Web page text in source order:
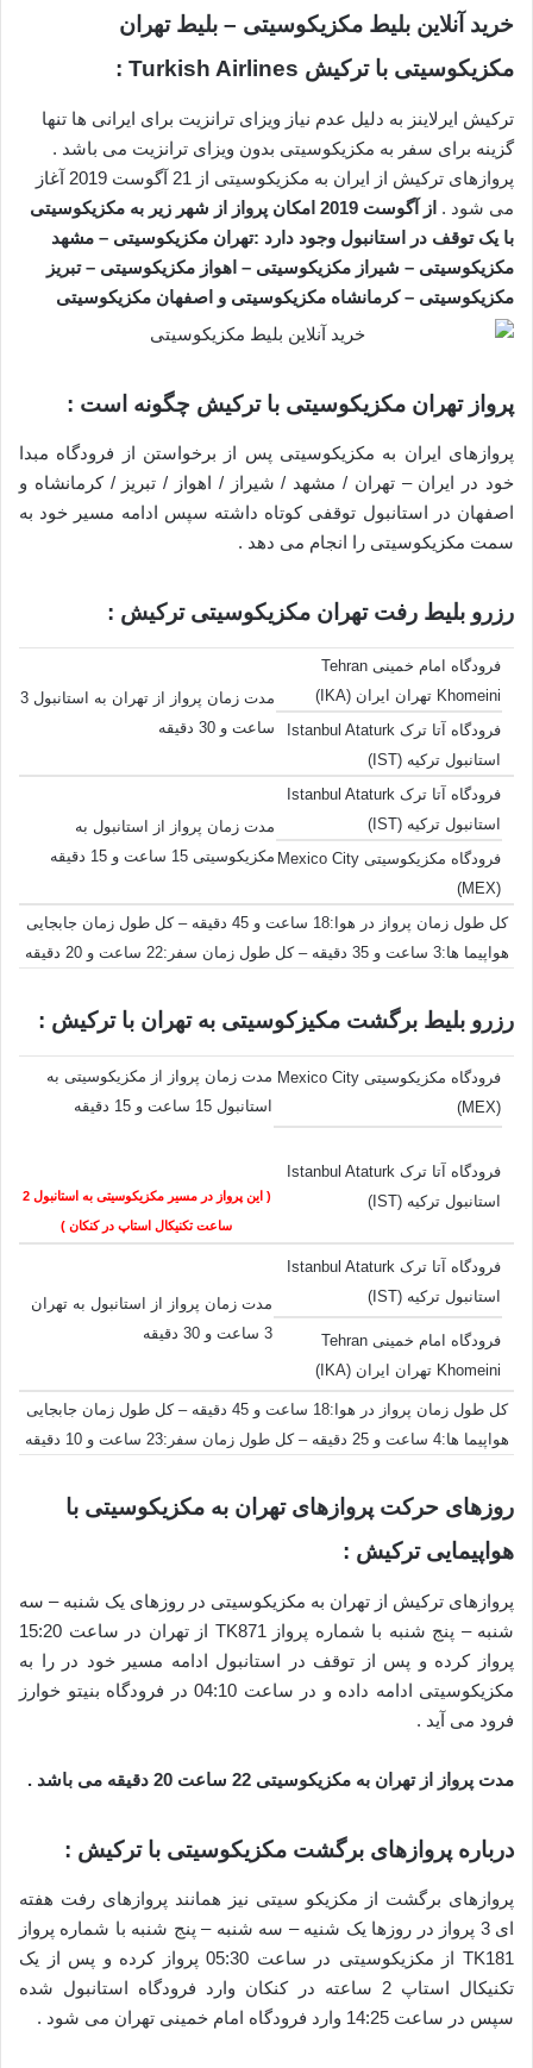
خرید آنلاین بلیط مکزیکوسیتی – بلیط تهران
مکزیکوسیتی با ترکیش Turkish Airlines :
ترکیش ایرلاینز به دلیل عدم نیاز ویزای ترانزیت برای ایرانی ها تنها
گزینه برای سفر به مکزیکوسیتی بدون ویزای ترانزیت می باشد .
پروازهای ترکیش از ایران به مکزیکوسیتی از 21 آگوست 2019 آغاز
می شود .
از آگوست 2019 امکان پرواز از شهر زیر به مکزیکوسیتی
با یک توقف در استانبول وجود دارد :تهران مکزیکوسیتی – مشهد
مکزیکوسیتی – شیراز مکزیکوسیتی – اهواز مکزیکوسیتی – تبریز
مکزیکوسیتی – کرمانشاه مکزیکوسیتی و اصفهان مکزیکوسیتی
پرواز تهران مکزیکوسیتی با ترکیش چگونه است :
پروازهای ایران به مکزیکوسیتی پس از برخواستن از فرودگاه مبدا
خود در ایران – تهران / مشهد / شیراز / اهواز / تبریز / کرمانشاه و
اصفهان در استانبول توقفی کوتاه داشته سپس ادامه مسیر خود به
سمت مکزیکوسیتی را انجام می دهد .
رزرو بلیط رفت تهران مکزیکوسیتی ترکیش :
فرودگاه امام خمینی Tehran
Khomeini تهران ایران (IKA)
مدت زمان پرواز از تهران به استانبول 3
ساعت و 30 دقیقه
فرودگاه آتا ترک Istanbul Ataturk
استانبول ترکیه (IST)
فرودگاه آتا ترک Istanbul Ataturk
استانبول ترکیه (IST)
مدت زمان پرواز از استانبول به
مکزیکوسیتی 15 ساعت و 15 دقیقه فرودگاه مکزیکوسیتی Mexico City
(MEX)
کل طول زمان پرواز در هوا:18 ساعت و 45 دقیقه – کل طول زمان جابجایی
هواپیما ها:3 ساعت و 35 دقیقه – کل طول زمان سفر:22 ساعت و 20 دقیقه
رزرو بلیط برگشت مکیزکوسیتی به تهران با ترکیش :
فرودگاه مکزیکوسیتی Mexico City
(MEX)
مدت زمان پرواز از مکزیکوسیتی به
استانبول 15 ساعت و 15 دقیقه
( این پرواز در مسیر مکزیکوسیتی به استانبول 2
ساعت تکنیکال استاپ در کنکان )
فرودگاه آتا ترک Istanbul Ataturk
استانبول ترکیه (IST)
فرودگاه آتا ترک Istanbul Ataturk
استانبول ترکیه (IST)
مدت زمان پرواز از استانبول به تهران
3 ساعت و 30 دقیقه
فرودگاه امام خمینی Tehran
Khomeini تهران ایران (IKA)
کل طول زمان پرواز در هوا:18 ساعت و 45 دقیقه – کل طول زمان جابجایی
هواپیما ها:4 ساعت و 25 دقیقه – کل طول زمان سفر:23 ساعت و 10 دقیقه
روزهای حرکت پروازهای تهران به مکزیکوسیتی با
هواپیمایی ترکیش :
پروازهای ترکیش از تهران به مکزیکوسیتی در روزهای یک شنبه – سه
شنبه – پنج شنبه با شماره پرواز TK871 از تهران در ساعت 15:20
پرواز کرده و پس از توقف در استانبول ادامه مسیر خود در را به
مکزیکوسیتی ادامه داده و در ساعت 04:10 در فرودگاه بنیتو خوارز
فرود می آید .
مدت پرواز از تهران به مکزیکوسیتی 22 ساعت 20 دقیقه می باشد .
درباره پروازهای برگشت مکزیکوسیتی با ترکیش :
پروازهای برگشت از مکزیکو سیتی نیز همانند پروازهای رفت هفته
ای 3 پرواز در روزها یک شنیه – سه شنبه – پنج شنبه با شماره پرواز
TK181 از مکزیکوسیتی در ساعت 05:30 پرواز کرده و پس از یک
تکنیکال استاپ 2 ساعته در کنکان وارد فرودگاه استانبول شده
سپس در ساعت 14:25 وارد فرودگاه امام خمینی تهران می شود .